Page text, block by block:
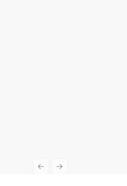
Previous slide
Next slide